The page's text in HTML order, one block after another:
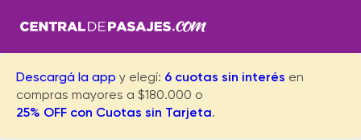
Descargá la app y elegí: 6 cuotas sin interés en
compras mayores a $180.000 o
25% OFF con Cuotas sin Tarjeta.